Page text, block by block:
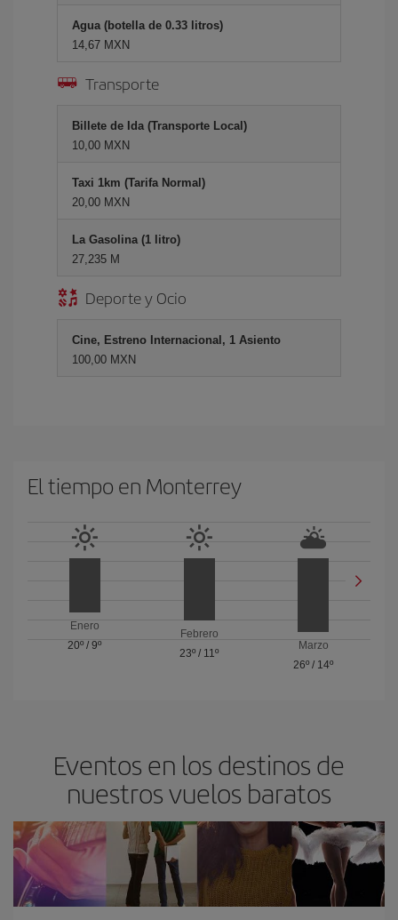
Agua (botella de 0.33 litros)
14,67 MXN
Transporte
Billete de Ida (Transporte Local)
10,00 MXN
Taxi 1km (Tarifa Normal)
20,00 MXN
La Gasolina (1 litro)
27,235 M
Deporte y Ocio
Cine, Estreno Internacional, 1 Asiento
100,00 MXN
El tiempo en Monterrey
Enero
20º /9º
Febrero
23º / 11º
Marzo
26º / 14º
Eventos en los destinos de
nuestros vuelos baratos